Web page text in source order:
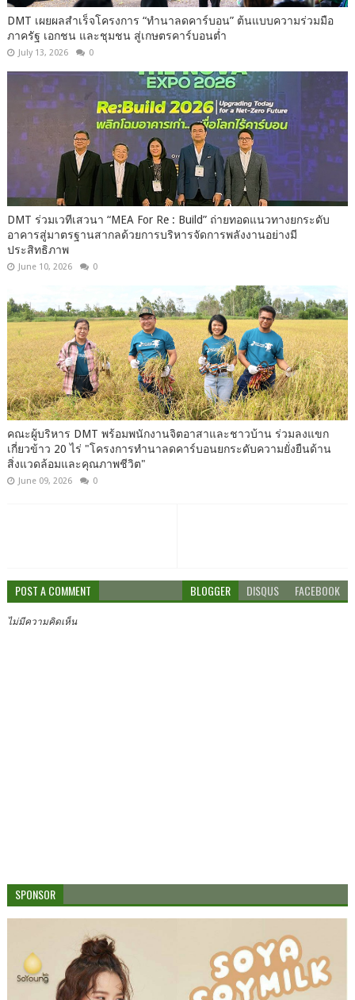
DMT เผยผลสำเร็จโครงการ “ทำนาลดคาร์บอน” ต้นแบบความร่วมมือ
ภาครัฐ เอกชน และชุมชน สู่เกษตรคาร์บอนต่ำ
July 13, 2026 0
DMT ร่วมเวทีเสวนา “MEA For Re : Build” ถ่ายทอดแนวทางยกระดับ
อาคารสู่มาตรฐานสากลด้วยการบริหารจัดการพลังงานอย่างมี
ประสิทธิภาพ
June 10, 2026 0
คณะ​ผู้บริหาร​ DMT​ พร้อม​พนักงาน​จิต​อาสา​และชาวบ้าน​ ร่วมลงแขก​
เกี่ยวข้าว​ 20​ ไร่​ "โครงการ​ทำนา​ลดคาร์บอนยกระดับ​ความ​ยั่งยืน​ด้าน​
สิ่งแวดล้อม​และ​คุณภาพ​ชีวิต"
June 09, 2026 0
POST A COMMENT BLOGGER DISQUS FACEBOOK
ไม่มีความคิดเห็น
SPONSOR